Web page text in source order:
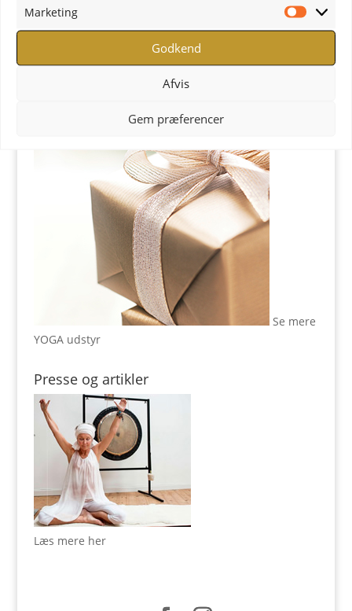
Marketing
Godkend
Afvis
Gem præferencer
YOGA Retreats - Læs mere
Se mere
YOGA udstyr
Presse og artikler
Læs mere her